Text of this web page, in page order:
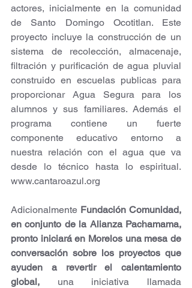
actores, inicialmente en la comunidad
de Santo Domingo Ocotitlan. Este
proyecto incluye la construcción de un
sistema de recolección, almacenaje,
filtración y purificación de agua pluvial
construido en escuelas publicas para
proporcionar Agua Segura para los
alumnos y sus familiares. Además el
programa contiene un fuerte
componente educativo entorno a
nuestra relación con el agua que va
desde lo técnico hasta lo espiritual.
www.cantaroazul.org
Adicionalmente Fundación Comunidad,
en conjunto de la Alianza Pachamama,
pronto iniciará en Morelos una mesa de
conversación sobre los proyectos que
ayuden a revertir el calentamiento
global, una iniciativa llamada